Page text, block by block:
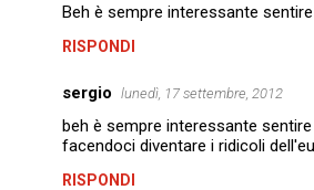
Beh è sempre interessante
RISPONDI
sergio lunedì, 17 settembre, 2012
beh è sempre interessante
facendoci diventare i ridicoli
RISPONDI